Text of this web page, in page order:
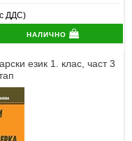
ДДС)
налично
език 1. клас, част 3